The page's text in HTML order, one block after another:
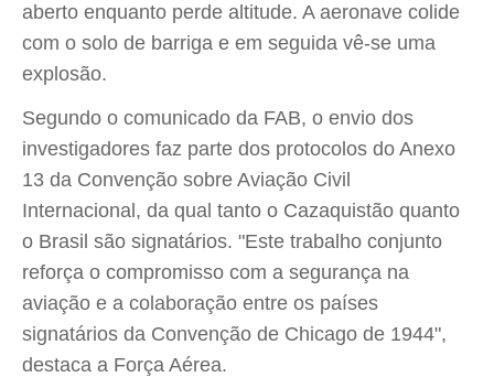
aberto enquanto perde altitude. A aeronave colide
com o solo de barriga e em seguida vê-se uma
explosão.
Segundo o comunicado da FAB, o envio dos
investigadores faz parte dos protocolos do Anexo
13 da Convenção sobre Aviação Civil
Internacional, da qual tanto o Cazaquistão quanto
o Brasil são signatários. "Este trabalho conjunto
reforça o compromisso com a segurança na
aviação e a colaboração entre os países
signatários da Convenção de Chicago de 1944",
destaca a Força Aérea.